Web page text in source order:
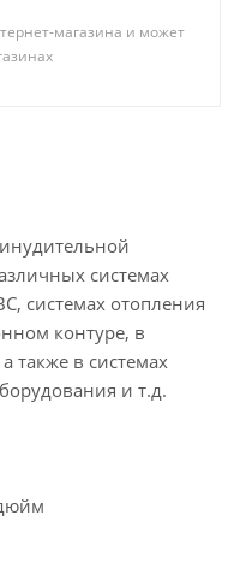
магазина и может
системах
системах отопления
контуре, в
также в системах
и т.д.